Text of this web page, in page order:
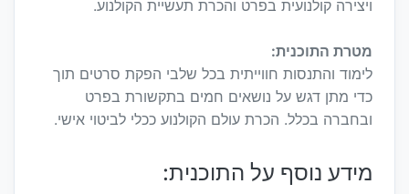
ויצירה קולנועית בפרט והכרת תעשיית הקולנוע.
מטרת התוכנית:
לימוד והתנסות חווייתית בכל שלבי הפקת סרטים תוך
כדי מתן דגש על נושאים חמים בתקשורת בפרט
ובחברה בכלל. הכרת עולם הקולנוע ככלי לביטוי אישי.
מידע נוסף על התוכנית: